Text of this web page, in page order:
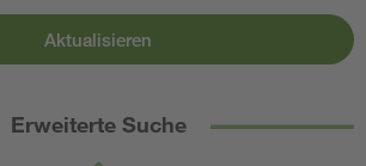
Aktualisieren
Erweiterte Suche